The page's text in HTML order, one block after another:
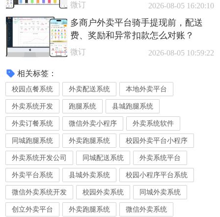
微订 2026-08-05 16:20:10
多商户外卖平台骑手提现前，配送
费、奖励和异常扣款怎么对账？
微订 2026-08-05 10:59:22
相关标签：
校园点餐系统 外卖配送系统 本地外卖平台
外卖系统开发 跑腿系统 县城跑腿系统
外卖订餐系统 微信外卖小程序 外卖系统软件
同城跑腿系统 外卖跑腿系统 校园外卖平台小程序
外卖系统开发公司 同城配送系统 外卖系统平台
外卖平台系统 县城外卖系统 校园小程序平台系统
微信外卖系统开发 校园外卖系统 同城外卖系统
创立外卖平台 外卖跑腿系统 微信外卖系统